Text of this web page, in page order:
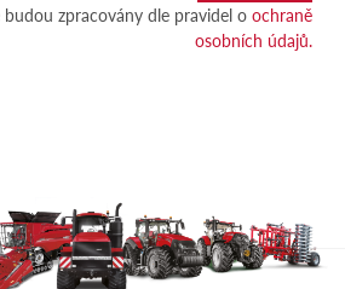
budou zpracovány dle pravidel o ochraně
osobních údajů.